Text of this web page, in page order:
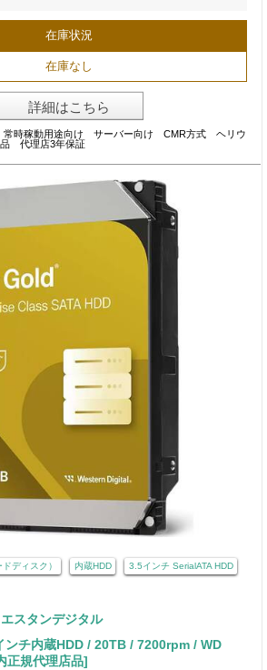
在庫状況
在庫なし
詳細はこちら
時稼動用途向け サーバー向け CMR方式 ヘリウ
代理店3年保証
ディスク） 内蔵HDD 3.5インチ SerialATA HDD
スタンデジタル
ンチ内蔵HDD / 20TB / 7200rpm / WD
正規代理店品]